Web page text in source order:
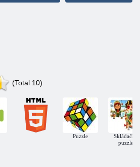
(Total 10)
Puzzle
Skládačky
puzzle